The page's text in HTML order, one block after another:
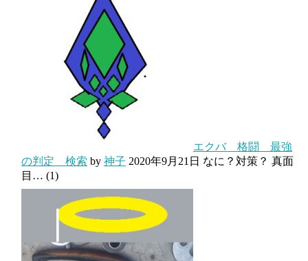
エクバ 格闘 最強
の判定 検索 by 神子 2020年9月21日 なに？対策？ 真面
目… (1)